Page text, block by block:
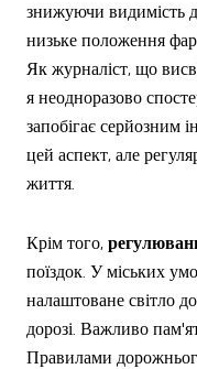
знижуючи видимість
низьке положення
Як журналіст, що
я неодноразово
запобігає серйозним
цей аспект, але
життя.
Крім того,
поїздок. У міських
налаштоване світло
дорозі. Важливо
Правилами